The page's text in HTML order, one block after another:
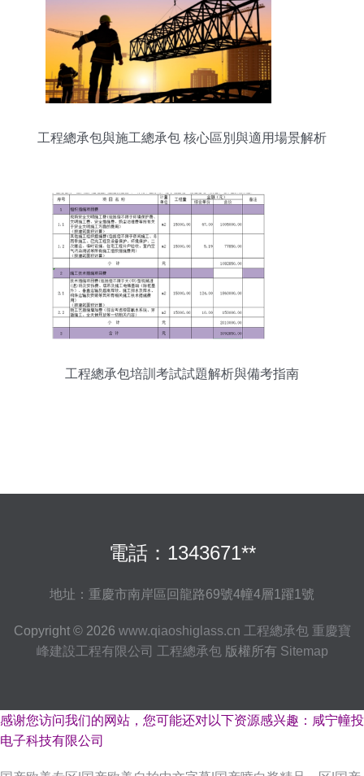
工程總承包與施工總承包 核心區別與適用場景解析
工程總承包培訓考試試題解析與備考指南
電話：1343671**
地址：重慶市南岸區回龍路69號4幢4層1躍1號
Copyright © 2026 www.qiaoshiglass.cn 工程總承包 重慶寶
峰建設工程有限公司 工程總承包版權所有 Sitemap
感谢您访问我们的网站，您可能还对以下资源感兴趣：咸宁幢投
电子科技有限公司